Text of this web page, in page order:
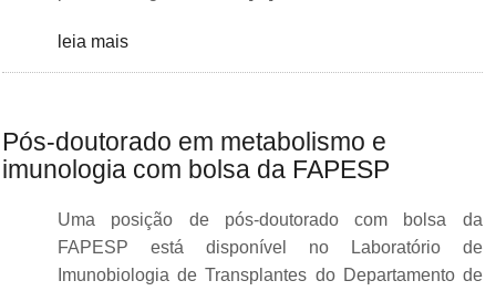
leia mais
Pós-doutorado em metabolismo e
imunologia com bolsa da FAPESP
Uma posição de pós-doutorado com bolsa da
FAPESP está disponível no Laboratório de
Imunobiologia de Transplantes do Departamento de